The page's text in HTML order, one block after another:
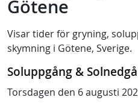
Götene
Visar tider för gryning,
skymning i Götene, Sverige.
Soluppgång &
Torsdagen den 6 augusti